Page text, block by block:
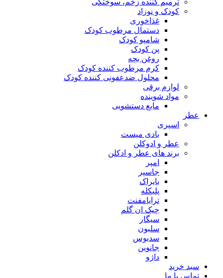
ترمیم کننده زخم، سوختگی
کودک و نوزاد
غذاخوری
دستمال مرطوب کودک
شامپو کودک
پن کودک
روغن بچه
کرم مرطوب کننده کودک
محلول ضدعفونی کننده کودک
لوازم برقی
مواد شوینده
مایع دستشویی
اسپری
بادی میست
عطر و ادوکلن
برند های عطر و ادکلن
ترایامفنت
چیک ان گلم
سدیوس
خرید
با ما